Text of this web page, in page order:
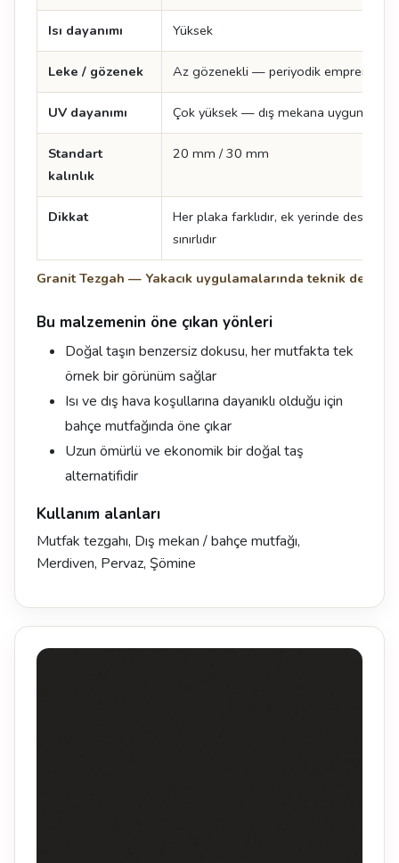
Granit Tezgah — Yakacık uygulamalarında teknik
Isı dayanımı Yüksek
Leke / gözenek Az gözenekli — periyodik emprenye
UV dayanımı Çok yüksek — dış mekana uygun
Standart
kalınlık
20 mm / 30 mm
Dikkat
Her plaka farklıdır, ek yerinde desen
sınırlıdır
Bu malzemenin öne çıkan yönleri
Doğal taşın benzersiz dokusu, her mutfakta tek
örnek bir görünüm sağlar
Isı ve dış hava koşullarına dayanıklı olduğu için
bahçe mutfağında öne çıkar
Uzun ömürlü ve ekonomik bir doğal taş
alternatifidir
Kullanım alanları
Mutfak tezgahı, Dış mekan / bahçe mutfağı,
Merdiven, Pervaz, Şömine